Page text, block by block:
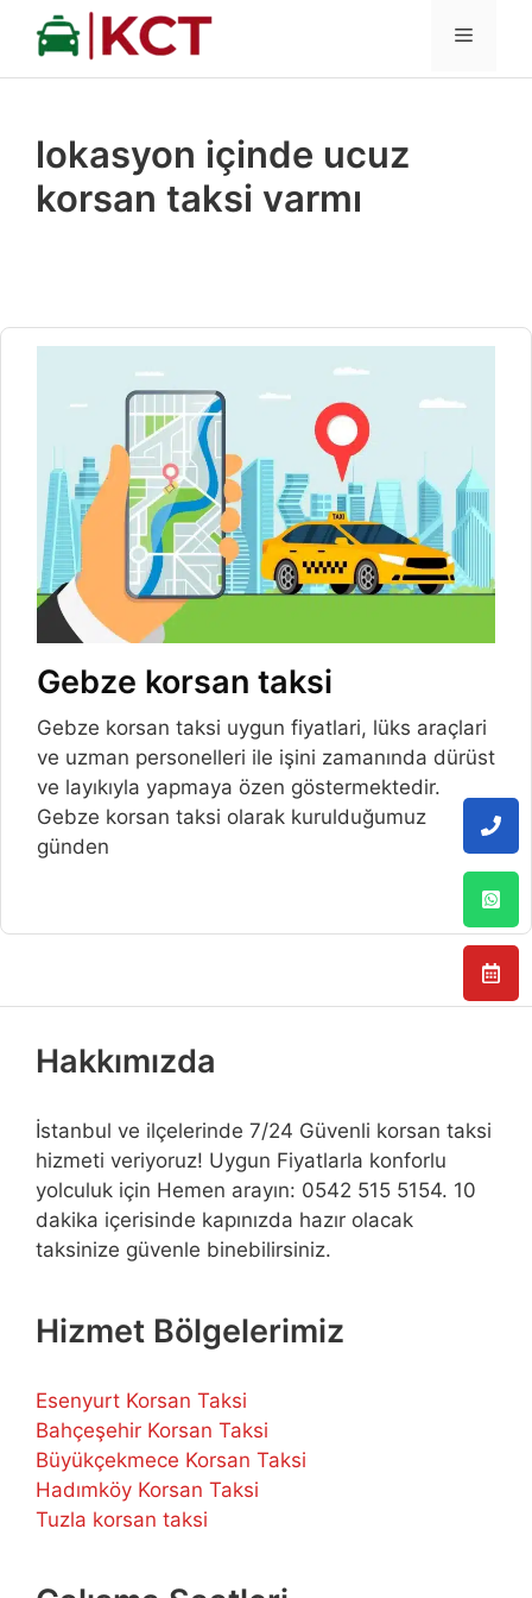
İçeriğe
MENÜ
lokasyon içinde ucuz
korsan taksi varmı
Gebze korsan taksi
Gebze korsan taksi uygun fiyatlari, lüks araçlari
ve uzman personelleri ile işini zamanında dürüst
ve layıkıyla yapmaya özen göstermektedir.
Gebze korsan taksi olarak kurulduğumuz
günden
Hakkımızda
İstanbul ve ilçelerinde 7/24 Güvenli korsan taksi
hizmeti veriyoruz! Uygun Fiyatlarla konforlu
yolculuk için Hemen arayın: 0542 515 5154. 10
dakika içerisinde kapınızda hazır olacak
taksinize güvenle binebilirsiniz.
Hizmet Bölgelerimiz
Esenyurt Korsan Taksi
Bahçeşehir Korsan Taksi
Büyükçekmece Korsan Taksi
Hadımköy Korsan Taksi
Tuzla korsan taksi